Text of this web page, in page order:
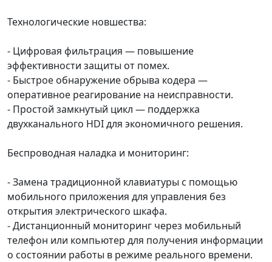
Технологические новшества:
- Цифровая фильтрация — повышение
эффективности защиты от помех.
- Быстрое обнаружение обрыва кодера —
оперативное реагирование на неисправности.
- Простой замкнутый цикл — поддержка
двухканального HDI для экономичного решения.
Беспроводная наладка и мониторинг:
- Замена традиционной клавиатуры с помощью
мобильного приложения для управления без
открытия электрического шкафа.
- Дистанционный мониторинг через мобильный
телефон или компьютер для получения информации
о состоянии работы в режиме реального времени.